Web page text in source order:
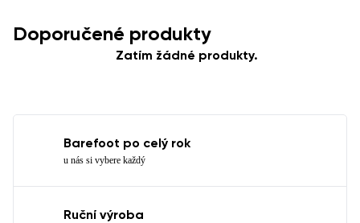
Doporučené produkty
Zatím žádné produkty.
Barefoot po celý rok
u nás si vybere každý
Ruční výroba